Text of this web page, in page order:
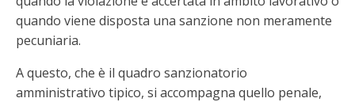
quando viene disposta una sanzione non meramente
pecuniaria.
A questo, che è il quadro sanzionatorio
amministrativo tipico, si accompagna quello penale,